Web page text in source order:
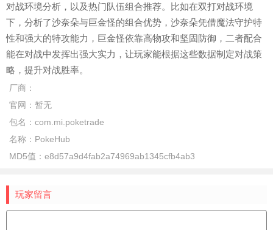
对战环境分析，以及热门队伍组合推荐。比如在双打对战环境
下，分析了沙奈朵与巨金怪的组合优势，沙奈朵凭借魔法守护特
性和强大的特攻能力，巨金怪依靠高物攻和坚固防御，二者配合
能在对战中发挥出强大实力，让玩家能根据这些数据制定对战策
略，提升对战胜率。
厂商：
官网： 暂无
包名： com.mi.poketrade
名称： PokeHub
MD5值： e8d57a9d4fab2a74969ab1345cfb4ab3
玩家留言